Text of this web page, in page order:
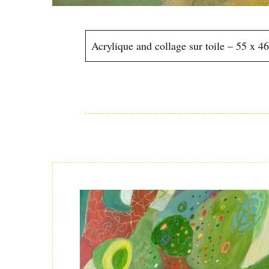
Acrylique and collage sur toile – 55 x
Post
Navigation